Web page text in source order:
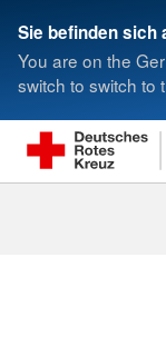
Sie befinden sich
You are on the
switch to switch to